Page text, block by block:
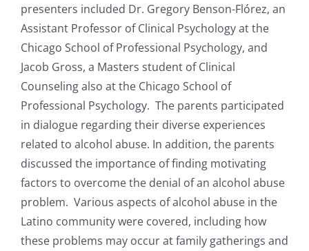
presenters included Dr. Gregory Benson-Flórez, an
Assistant Professor of Clinical Psychology at the
Chicago School of Professional Psychology, and
Jacob Gross, a Masters student of Clinical
Counseling also at the Chicago School of
Professional Psychology. The parents participated
in dialogue regarding their diverse experiences
related to alcohol abuse. In addition, the parents
discussed the importance of finding motivating
factors to overcome the denial of an alcohol abuse
problem. Various aspects of alcohol abuse in the
Latino community were covered, including how
these problems may occur at family gatherings and